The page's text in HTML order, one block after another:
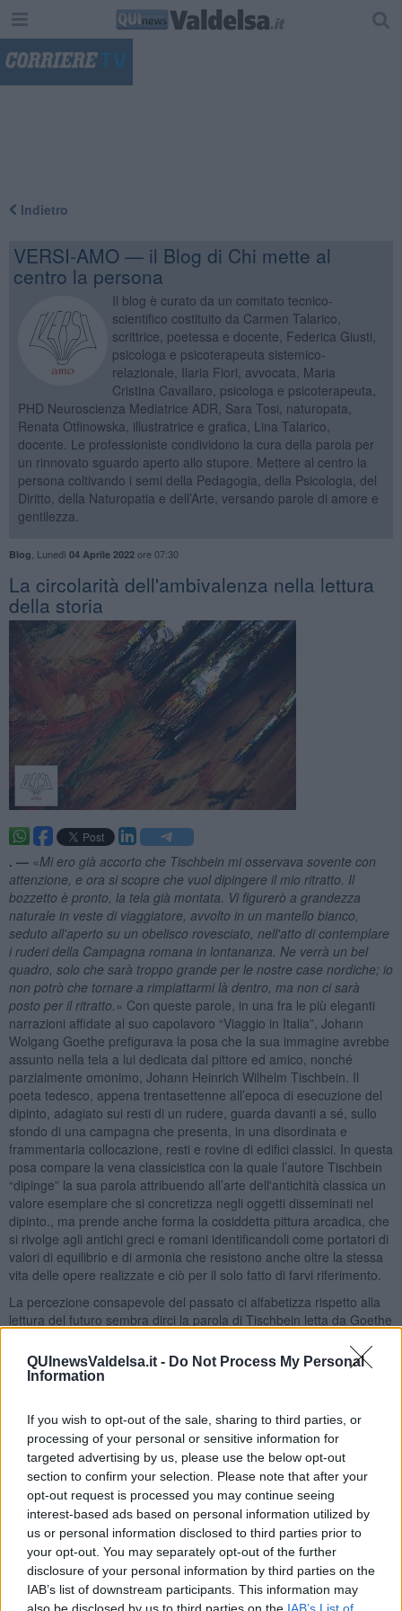
QUInewsValdelsa.it - Do Not Process My Personal
Information
If you wish to opt-out of the sale, sharing to third parties, or
processing of your personal or sensitive information for
targeted advertising by us, please use the below opt-out
section to confirm your selection. Please note that after your
opt-out request is processed you may continue seeing
interest-based ads based on personal information utilized by
us or personal information disclosed to third parties prior to
your opt-out. You may separately opt-out of the further
disclosure of your personal information by third parties on the
IAB’s list of downstream participants. This information may
also be disclosed by us to third parties on the IAB’s List of
Indietro
VERSI-AMO — il Blog di Chi mette al
centro la persona
Il blog è curato da un comitato tecnico-
scientifico costituito da Carmen Talarico,
scrittrice, poetessa e docente, Federica Giusti,
psicologa e psicoterapeuta sistemico-
relazionale, Ilaria Fiori, avvocata, Maria
Cristina Cavallaro, psicologa e psicoterapeuta,
PHD Neuroscienza Mediatrice ADR, Sara Tosi, naturopata,
Renata Otfinowska, illustratrice e grafica, Lina Talarico,
docente. Le professioniste condividono la cura della parola per
un rinnovato sguardo aperto allo stupore. Mettere al centro la
persona coltivando i semi della Pedagogia, della Psicologia, del
Diritto, della Naturopatia e dell’Arte, versando parole di amore e
gentilezza.
Blog Lunedì 04 Aprile 2022ore 07:30
La circolarità dell'ambivalenza nella lettura
della storia
. — «Mi ero già accorto che Tischbein mi osservava sovente con
attenzione, e ora si scopre che vuol dipingere il mio ritratto. Il
bozzetto è pronto, la tela già montata. Vi figurerò a grandezza
naturale in veste di viaggiatore, avvolto in un mantello bianco,
seduto all'aperto su un obelisco rovesciato, nell'atto di contemplare
i ruderi della Campagna romana in lontananza. Ne verrà un bel
quadro, solo che sarà troppo grande per le nostre case nordiche; io
non potrò che tornare a rimpiattarmi là dentro, ma non ci sarà
posto per il ritratto. » Con queste parole, in una fra le più eleganti
narrazioni affidate al suo capolavoro “Viaggio in Italia”, Johann
Wolgang Goethe prefigurava la posa che la sua immagine avrebbe
assunto nella tela a lui dedicata dal pittore ed amico, nonché
parzialmente omonimo, Johann Heinrich Wilhelm Tischbein. Il
poeta tedesco, appena trentasettenne all’epoca di esecuzione del
dipinto, adagiato sui resti di un rudere, guarda davanti a sé, sullo
sfondo di una campagna che presenta, in una disordinata e
frammentaria collocazione, resti e rovine di edifici classici. In questa
posa compare la vena classicistica con la quale l’autore Tischbein
“dipinge” la sua parola attribuendo all’arte dell'antichità classica un
valore esemplare che si concretizza negli oggetti disseminati nel
dipinto., ma prende anche forma la cosiddetta pittura arcadica, che
si rivolge agli antichi greci e romani identificandoli come portatori di
valori di equilibrio e di armonia che resistono anche oltre la stessa
vita delle opere realizzate e ciò per il solo fatto di farvi riferimento.
La percezione consapevole del passato ci alfabetizza rispetto alla
lettura del futuro sembra dirci la parola di Tischbein letta da Goethe
potere di riportarci al “puro e semplice” ha animato correnti
artistiche quali il Romanticismo e il Neoclasicissimo per ben due
ambivalenza: si può scrutare la complessa percezione del futuro
attraverso la semplicità del modello dell’arte classica con la sua
compostezza e la sua proporzione. E alla domanda se siamo
strutturalmente ambivalenti lo studio della mente ha formulato una
prima risposta decorso dopo oltre un secolo dalla data del dipinto,
e per opera di un medico, lo psichiatra svizzero E. Bleuler, la cui
importanza si riconduce alle fondamentali ricerche nei macroscopici
ambiti della ridefinizione clinica della schizofrenia e dell’autismo.
Secondo Bleuer «già l'individuo normale ha talvolta l'impressione di
avere come due anime, paventa un evento e desidera che accada
[...].Tali ambivalenze sono quanto mai frequenti e particolarmente